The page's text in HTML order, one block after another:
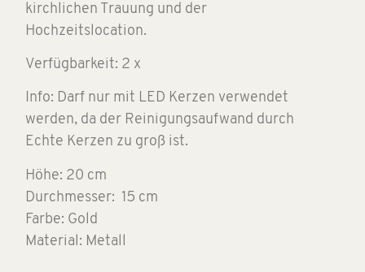
kirchlichen Trauung und der
Hochzeitslocation.
Verfügbarkeit: 2 x
Info: Darf nur mit LED Kerzen verwendet
werden, da der Reinigungsaufwand durch
Echte Kerzen zu groß ist.
Höhe: 20 cm
Durchmesser: 15 cm
Farbe: Gold
Material: Metall